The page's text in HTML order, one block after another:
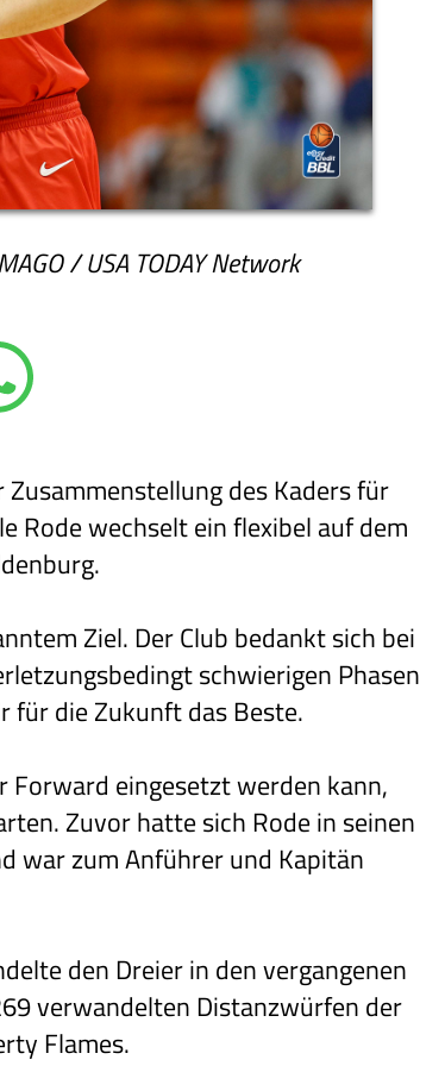
/ USA TODAY Network
des Kaders für
Rode wechselt ein flexibel auf dem
Ziel. Der Club bedankt sich bei
schwierigen Phasen
für die Zukunft das Beste.
Forward eingesetzt werden kann,
Zuvor hatte sich Rode in seinen
war zum Anführer und Kapitän
den Dreier in den vergangenen
verwandelten Distanzwürfen der
Flames.